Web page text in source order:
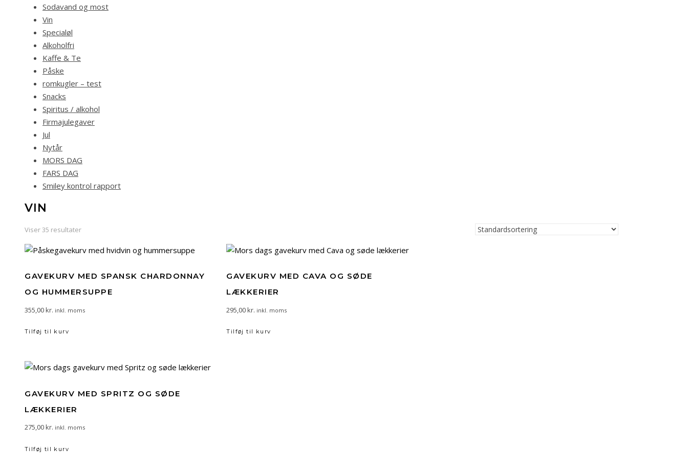
Sodavand og most
Vin
Specialøl
Alkoholfri
Kaffe & Te
Påske
romkugler – test
Snacks
Spiritus / alkohol
Firmajulegaver
Jul
Nytår
MORS DAG
FARS DAG
Smiley kontrol rapport
VIN
Viser 35 resultater
GAVEKURV MED SPANSK CHARDONNAY
OG HUMMERSUPPE
355,00kr. inkl. moms
Tilføj til kurv
GAVEKURV MED CAVA OG SØDE
LÆKKERIER
295,00kr. inkl. moms
Tilføj til kurv
GAVEKURV MED SPRITZ OG SØDE
LÆKKERIER
275,00kr. inkl. moms
Tilføj til kurv